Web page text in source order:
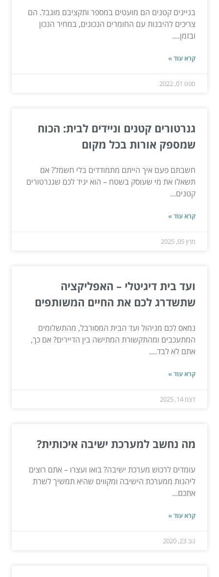
בניינים קטנים הם מועטים במספר ותקציבם מוגבל. הם
צריכים להיבנות עם החומרים הנכונים, במחיר הנכון
ובזמן....
קרא עוד »
ספט 01, 2022
גנרטורים קטנים וניידים לבית: הכוח
שמספק אורות בכל מקום
חשבתם פעם איך הייתם מתמודדים בלי חשמל? אם
תשאלו את מי שעוסק בשטח – הוא יגיד לכם שגנרטורים
קטנים...
קרא עוד »
מרץ 05, 2025
ועד בית דיגיטלי – האפליקציה
שתשדרג לכם את החיים המשותפים
נמאס לכם מניהול ועד הבית המסורבל, מהתשלומים
המתעכבים ומהתקשורת המתישה בין הדיירים? אם כך,
אתם לא לבד....
קרא עוד »
דצמ 14, 2025
מה נחשב למערכת ישיבה איכותית?
עומדים לרכוש מערכת ישיבה? בואו ועצרו – אתם רוצים
ליהנות ממערכת הישיבה ומקווים שהיא תמשיך לשרת
אתכם...
קרא עוד »
נוב 23, 2020